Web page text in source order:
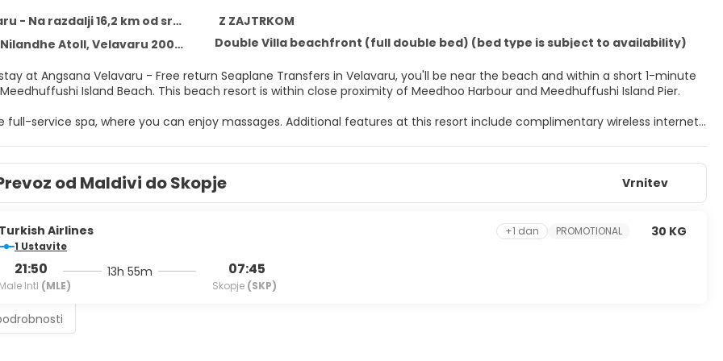
- Na razdalji 16,2 km od središča
Z ZAJTRKOM
Atoll, Velavaru 20050
Double Villa beachfront (full double bed) (bed type is subject to availability)
at Angsana Velavaru - Free return Seaplane Transfers in Velavaru, you'll be near the beach and within a short 1-minute
drive from Meedhuffushi Island Beach. This beach resort is within close proximity of Meedhoo Harbour and Meedhuffushi Island Pier.
full-service spa, where you can enjoy massages. Additional features at this resort include complimentary wireless internet
at home in one of the 113 individually decorated guestrooms, featuring refrigerators and flat-screen televisions. Your
with a pillowtop bed. Complimentary wireless internet access keeps you connected, and cable programming is available
Bathrooms feature showers with rainfall showerheads and complimentary toiletries.
at Azzurro Restaurant, one of the resort's 3 restaurants, or stay in and take advantage of the room service (during limited
with a refreshing drink from the poolside bar or one of the 2 bars/lounges.
include a 24-hour front desk, luggage storage, and laundry facilities. A roundtrip airport shuttle is provided for a
on request).
od Maldivi do Skopje Vrnitev
Turkish Airlines
1 Ustavite
21:50
Male Intl (MLE)
13h 55m 07:45
Skopje (SKP)
+1 dan PROMOTIONAL 30 KG